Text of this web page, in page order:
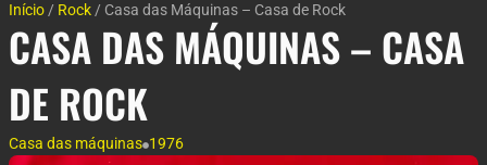
Início / Rock / Casa das Máquinas – Casa de Rock
CASA DAS MÁQUINAS – CASA
DE ROCK
Casa das máquinas 1976